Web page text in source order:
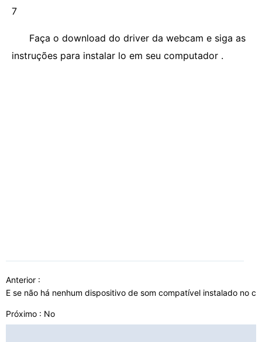
7
Faça o download do driver da webcam e siga as
instruções para instalar lo em seu computador .
Anterior :
E se não há nenhum dispositivo de som compatível instalado no
Próximo : No